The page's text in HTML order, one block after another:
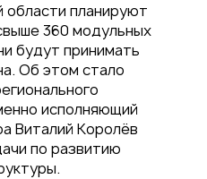
планируют
360 модульных
будут принимать
Об этом стало
исполняющий
Виталий Королёв
по развитию